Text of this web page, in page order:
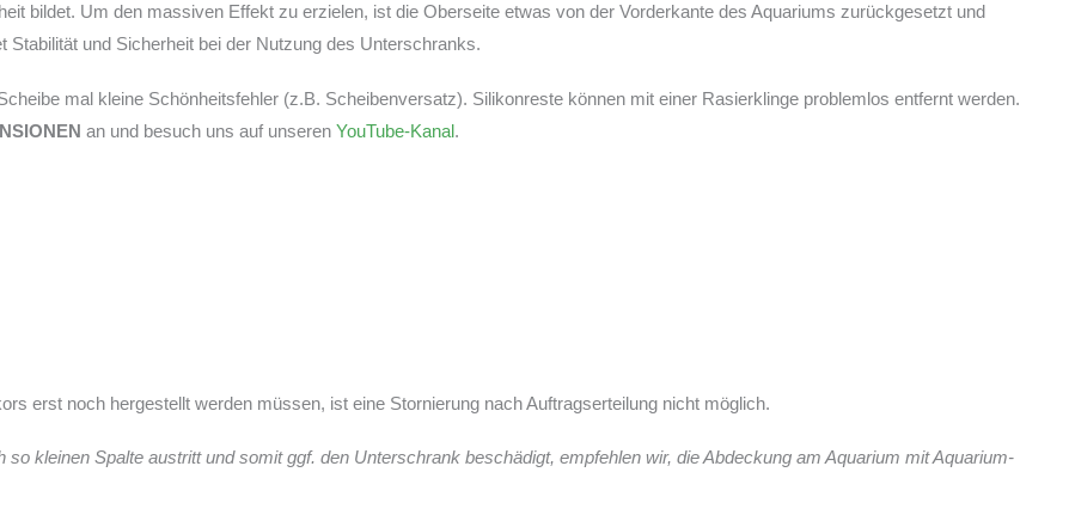
bildet. Um den massiven Effekt zu erzielen, ist die Oberseite etwas von der Vorderkante des Aquariums zurückgesetzt und
und Sicherheit bei der Nutzung des Unterschranks.
mal kleine Schönheitsfehler (z.B. Scheibenversatz). Silikonreste können mit einer Rasierklinge problemlos entfernt werden.
an und besuch uns auf unseren YouTube-Kanal.
erst noch hergestellt werden müssen, ist eine Stornierung nach Auftragserteilung nicht möglich.
kleinen Spalte austritt und somit ggf. den Unterschrank beschädigt, empfehlen wir, die Abdeckung am Aquarium mit Aquarium-